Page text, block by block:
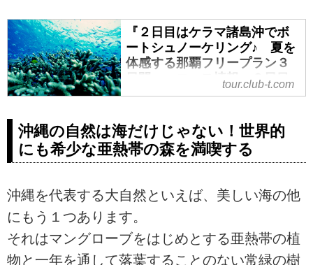
『２日目はケラマ諸島沖でボ
ートシュノーケリング♪ 夏を
体感する那覇フリープラン３
日間』 コース情報 ２日目
はシュノーケリングツアーを
ブツーリズム
『２日目はケラマ諸島沖でボート
シュノーケリング♪ 夏を体感する
ス情報 ２日目はシュノーケリン
グツアーを利用 夏休み出発も！
の紹介をしています。ツアー・旅
行のお申込ならクラブツーリズ
ム。
tour.club-t.com
沖縄の自然は海だけじゃない！世界的
にも希少な亜熱帯の森を満喫する
沖縄を代表する大自然といえば、美しい海の他
にもう１つあります。
それはマングローブをはじめとする亜熱帯の植
物と一年を通して落葉することのない常緑の樹